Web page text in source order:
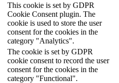
This cookie is set by GDPR
Cookie Consent plugin. The
cookie is used to store the user
consent for the cookies in the
category "Analytics".
The cookie is set by GDPR
cookie consent to record the user
consent for the cookies in the
category "Functional".